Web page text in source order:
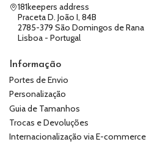
181keepers address
Praceta D. João I, 84B
2785-379 São Domingos de Rana
Lisboa - Portugal
Informação
Portes de Envio
Personalização
Guia de Tamanhos
Trocas e Devoluções
Internacionalização via E-commerce